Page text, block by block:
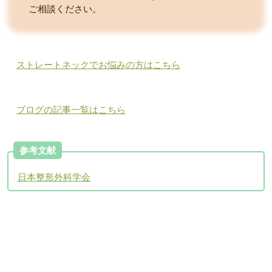
ご相談ください。
ストレートネックでお悩みの方はこちら
ブログの記事一覧はこちら
参考文献
日本整形外科学会